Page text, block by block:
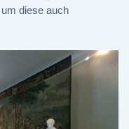
diese auch